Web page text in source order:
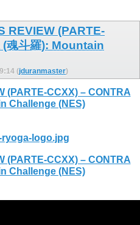
REVIEW (PARTE-
(魂斗羅): Mountain
(jduranmaster)
(PARTE-CCXX) – CONTRA
Challenge (NES)
ryoga-logo.jpg
(PARTE-CCXX) – CONTRA
Challenge (NES)